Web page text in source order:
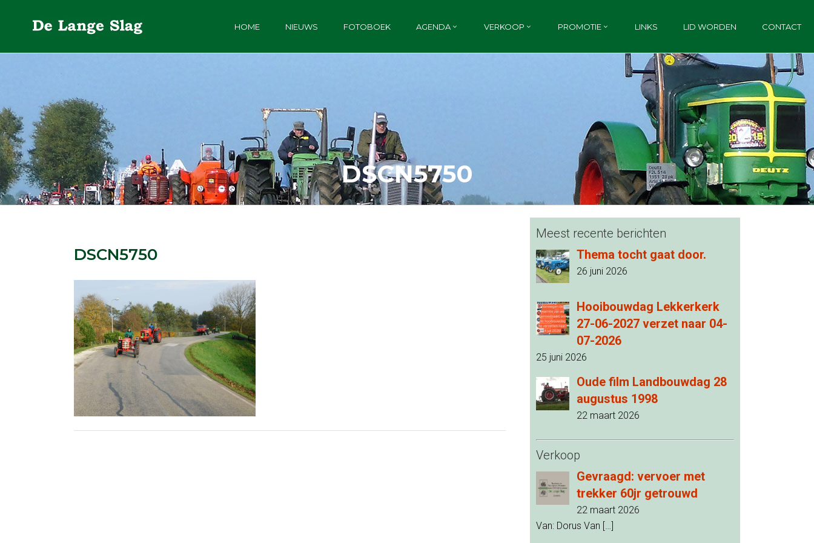
HOME NIEUWS FOTOBOEK AGENDA VERKOOP PROMOTIE LINKS LID WORDEN CONTACT
DSCN5750
DSCN5750
Meest recente berichten
Thema tocht gaat door.
26 juni 2026
Hooibouwdag Lekkerkerk
27-06-2027 verzet naar 04-
07-2026
25 juni 2026
Oude film Landbouwdag 28
augustus 1998
22 maart 2026
Verkoop
Gevraagd: vervoer met
trekker 60jr getrouwd
22 maart 2026
Van: Dorus Van […]